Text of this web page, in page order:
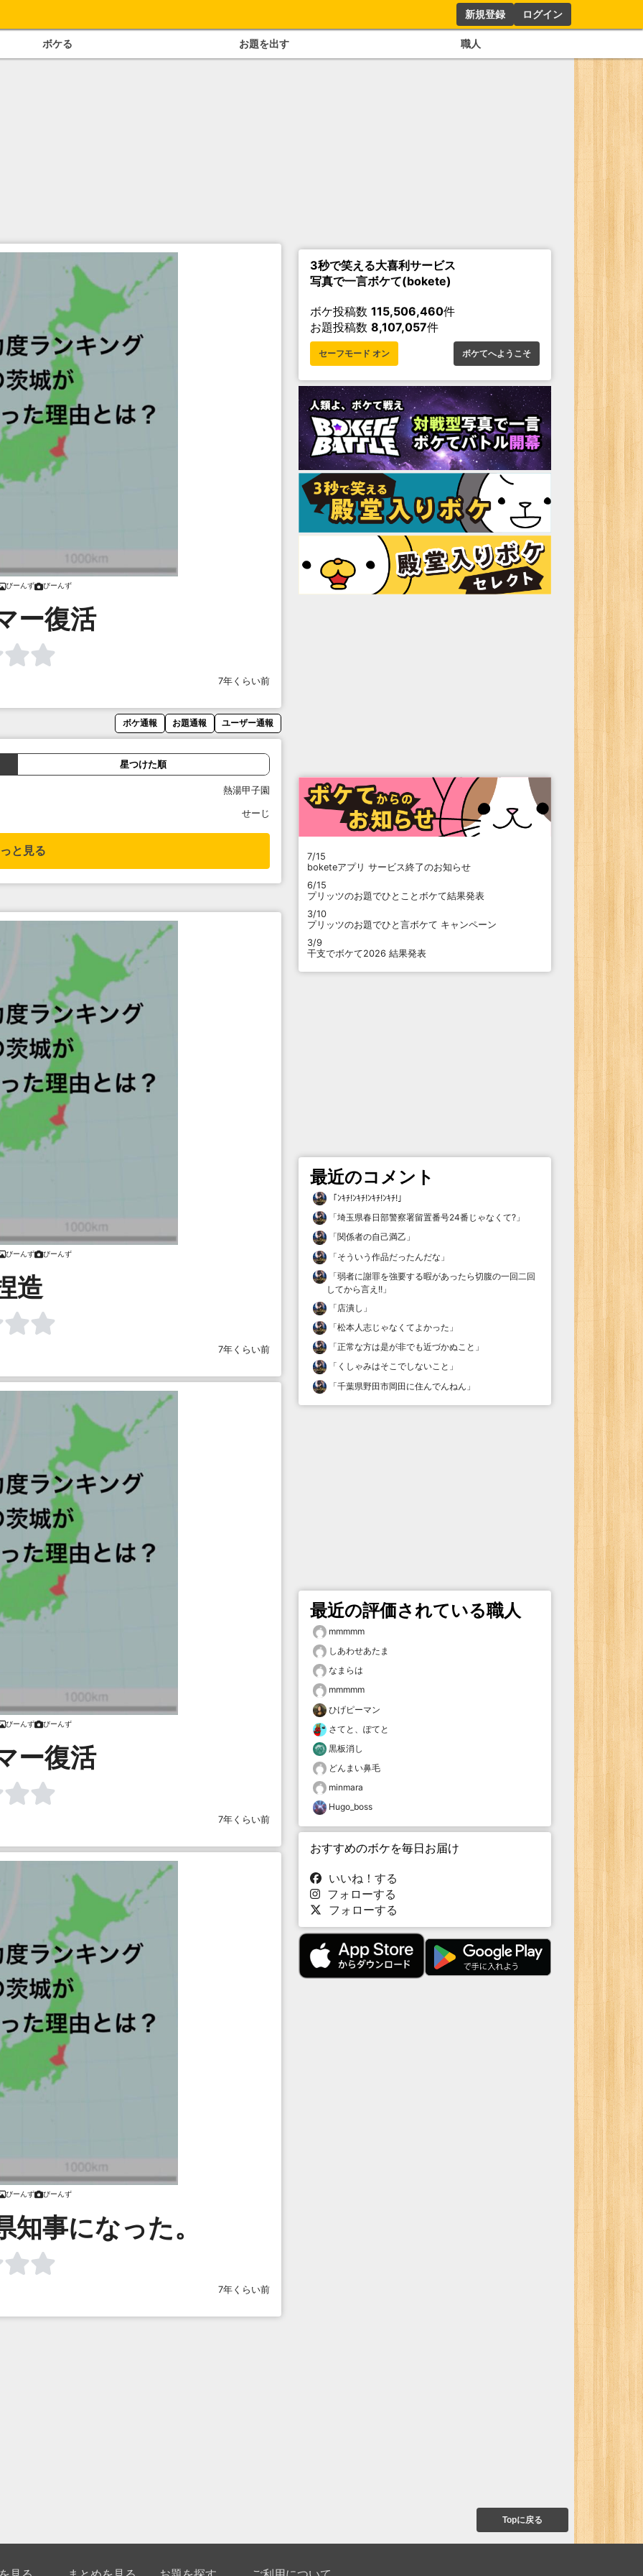
新規登録 ログイン
ボケる お題を出す 職人
びーんず びーんず
ー復活
7年くらい前
ボケ通報 お題通報 ユーザー通報
星つけた順
熱湯甲子園
せーじ
と見る
びーんず びーんず
造
7年くらい前
びーんず びーんず
ー復活
7年くらい前
びーんず びーんず
事になった。
7年くらい前
3秒で笑える大喜利サービス
写真で一言ボケて(bokete)
ボケ投稿数 115,506,460件
お題投稿数 8,107,057件
セーフモード オン ボケてへようこそ
7/15
boketeアプリ サービス終了のお知らせ
6/15
プリッツのお題でひとことボケて結果発表
3/10
プリッツのお題でひと言ボケて キャンペーン
3/9
干支でボケて2026 結果発表
最近のコメント
「ﾝｷﾁ!ﾝｷﾁ!ﾝｷﾁ!ﾝｷﾁ! 」
「埼玉県春日部警察署留置番号24番じゃなくて? 」
「関係者の自己満乙 」
「そういう作品だったんだな 」
「弱者に謝罪を強要する暇があったら切腹の一回二回
してから言え!! 」
「 店潰し 」
「松本人志じゃなくてよかった 」
「正常な方は是が非でも近づかぬこと 」
「 くしゃみはそこでしないこと 」
「千葉県野田市岡田に住んでんねん 」
最近の評価されている職人
mmmmm
しあわせあたま
なまらは
mmmmm
ひげピーマン
さてと、ぽてと
黒板消し
どんまい鼻毛
minmara
Hugo_boss
おすすめのボケを毎日お届け
いいね！する
フォローする
フォローする
Topに戻る